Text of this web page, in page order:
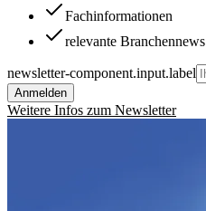
Fachinformationen
relevante Branchennews
newsletter-component.input.label
Anmelden
Weitere Infos zum Newsletter